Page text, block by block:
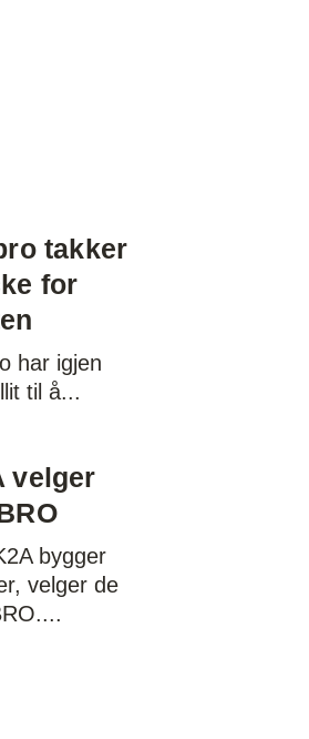
takker
for
har igjen
til å
velger
bygger
velger de